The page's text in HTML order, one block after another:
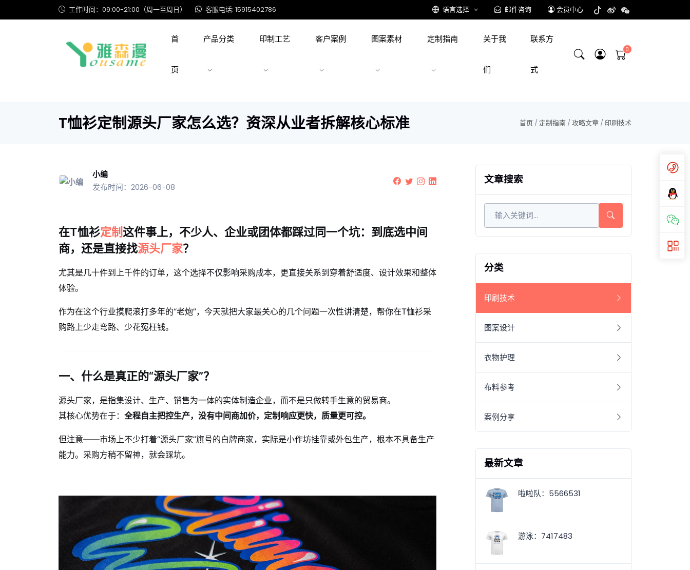
工作时间：09:00-21:00（周一至周日） 客服电话: 15915402786 语言选择 邮件咨询 会员中心
首
页
产品分类 印制工艺 客户案例 图案素材 定制指南 关于我
们
联系方
式
T恤衫定制源头厂家怎么选？资深从业者拆解核心标准 首页 / 定制指南/攻略文章/ 印刷技术
小编
发布时间：2026-06-08
在T恤衫定制这件事上，不少人、企业或团体都踩过同一个坑： 到底选中间
商，还是直接找源头厂家？
尤其是几十件到上千件的订单，这个选择不仅影响采购成本，更直接关系到穿着舒适度、设计效果和整体
体验。
作为在这个行业摸爬滚打多年的“老炮”，今天就把大家最关心的几个问题一次性讲清楚，帮你在T恤衫采
购路上少走弯路、少花冤枉钱。
一、什么是真正的“源头厂家”？
源头厂家，是指集设计、生产、销售为一体的实体制造企业，而不是只做转手生意的贸易商。
其核心优势在于： 全程自主把控生产，没有中间商加价，定制响应更快，质量更可控。
但注意——市场上不少打着“源头厂家”旗号的白牌商家，实际是小作坊挂靠或外包生产，根本不具备生产
能力。采购方稍不留神，就会踩坑。
文章搜索
分类
印刷技术
图案设计
衣物护理
布料参考
案例分享
最新文章
啦啦队：5566531
游泳：7417483